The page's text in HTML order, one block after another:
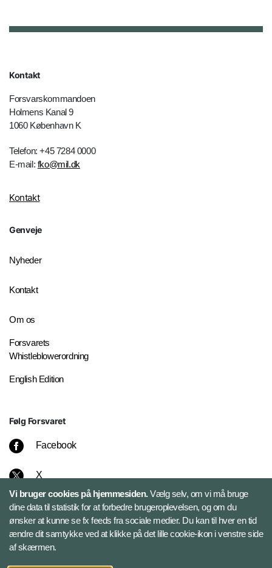
Kontakt
Forsvarskommandoen
Holmens Kanal 9
1060 København K
Telefon: +45 7284 0000
E-mail: fko@mil.dk
Kontakt
Genveje
Nyheder
Kontakt
Om os
Forsvarets
Whistleblowerordning
English Edition
Følg Forsvaret
Facebook
X
Instagram
Bluesky
LinkedIn
Vi bruger cookies på hjemmesiden.Vælg selv, om vi må bruge
dine data til statistik for at forbedre brugeroplevelsen, og om du
ønsker at kunne se fx feeds fra sociale medier. Du kan til hver en tid
ændre dit samtykke ved at klikke på det lille cookie-ikon i venstre side
af skærmen.